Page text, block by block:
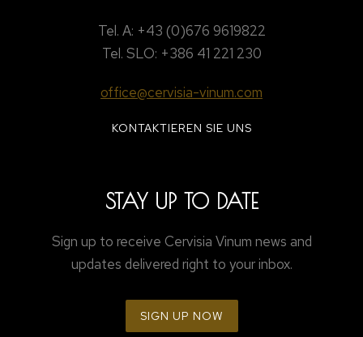
Tel. A: +43 (0)676 9619822
Tel. SLO: +386 41 221 230
office@cervisia-vinum.com
KONTAKTIEREN SIE UNS
STAY UP TO DATE
Sign up to receive Cervisia Vinum news and
updates delivered right to your inbox.
SIGN UP NOW